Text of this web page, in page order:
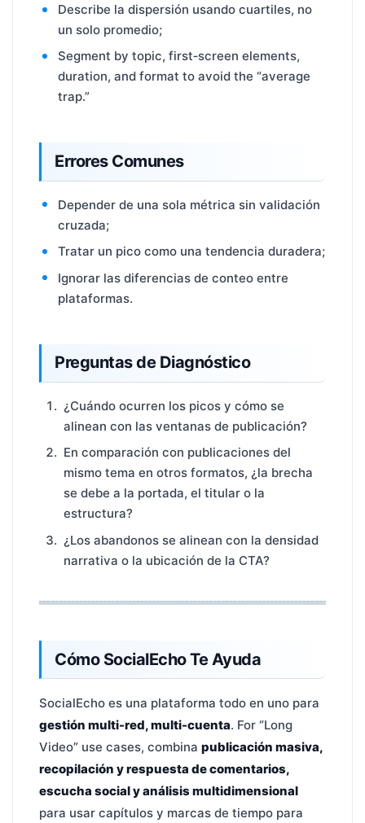
Describe la dispersión usando cuartiles, no
un solo promedio;
Segment by topic, first‑screen elements,
duration, and format to avoid the “average
trap.”
Errores Comunes
Depender de una sola métrica sin validación
cruzada;
Tratar un pico como una tendencia duradera;
Ignorar las diferencias de conteo entre
plataformas.
Preguntas de Diagnóstico
¿Cuándo ocurren los picos y cómo se
alinean con las ventanas de publicación?
En comparación con publicaciones del
mismo tema en otros formatos, ¿la brecha
se debe a la portada, el titular o la
estructura?
¿Los abandonos se alinean con la densidad
narrativa o la ubicación de la CTA?
Cómo SocialEcho Te Ayuda
SocialEcho es una plataforma todo en uno para
gestión multi-red, multi-cuenta. For “Long
Video” use cases, combina publicación masiva,
recopilación y respuesta de comentarios,
escucha social y análisis multidimensional
para usar capítulos y marcas de tiempo para